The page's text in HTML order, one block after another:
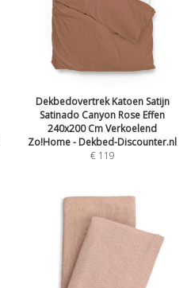
Dekbedovertrek Katoen Satijn
Satinado Canyon Rose Effen
240x200 Cm Verkoelend
Zo!Home - Dekbed-Discounter.nl
€ 119